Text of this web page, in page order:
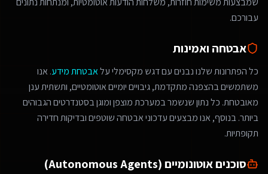
עבורכם.
אבטחה ואמינות
כל הפתרונות שלנו נבנים עם דגש מקסימלי עלאבטחת מידע. אנו
משתמשים בהצפנה מתקדמת, גיבויים יומיים אוטומטיים, ותשתית ענן
מאובטחת. כל נתון שנשמר במערכת מוצפן ומוגן בסטנדרטים הגבוהים
ביותר. בנוסף, אנו מבצעים עדכוני אבטחה שוטפים ובדיקות חדירה
תקופתיות.
סוכנים אוטונומיים (Autonomous Agents)